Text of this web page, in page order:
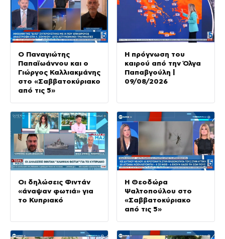
Ο Παναγιώτης
Παπαϊωάννου και ο
Γιώργος Καλλιακμάνης
στο «Σαββατοκύριακο
από τις 5»
Η πρόγνωση του
καιρού από την Όλγα
Παπαβγούλη |
09/08/2026
Οι δηλώσεις Φιντάν
«άναψαν φωτιά» για
το Κυπριακό
Η Θεοδώρα
Ψαλτοπούλου στο
«Σαββατοκύριακο
από τις 5»